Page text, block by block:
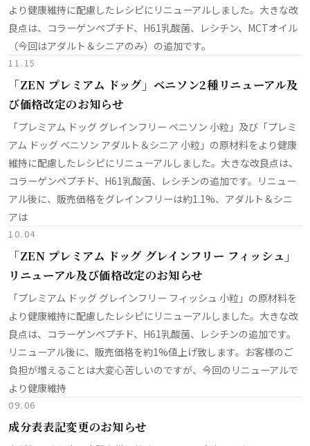
より健康維持に配慮したレシピにリニューアルしました。大きな改
良点は、コラーゲンペプチド、H61乳酸菌、レシチン、MCTオイル
（今回はアダルト＆シニアのみ）の追加です。
11.15
「ZEN プレミアム ドッグ」ベニソン2種リニューアル及
び価格改定のお知らせ
「プレミアム ドッグ グレインフリー ベニソン 小粒」及び「プレミ
アム ドッグ ベニソン アダルト＆シニア 小粒」の原材料をより健康
維持に配慮したレシピにリニューアルしました。大きな改良点は、
コラーゲンペプチド、H61乳酸菌、レシチンの追加です。リニュー
アル後に、販売価格をグレインフリーは約1.1%、アダルト＆シニ
アは
10.04
「ZEN プレミアム ドッグ グレインフリー フィッシュ」
リニューアル及び価格改定のお知らせ
「プレミアム ドッグ グレインフリー フィッシュ 小粒」の原材料を
より健康維持に配慮したレシピにリニューアルしました。大きな改
良点は、コラーゲンペプチド、H61乳酸菌、レシチンの追加です。
リニューアル後に、販売価格を約1%値上げ致します。お客様のご
負担が増えることは大変心苦しいのですが、今回のリニューアルで
より健康維持
09.06
成分表表記変更のお知らせ